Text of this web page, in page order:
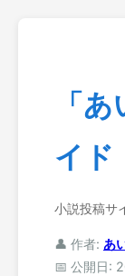
「
イド
小説投稿サ
👤 作者: あ
📅 公開日: